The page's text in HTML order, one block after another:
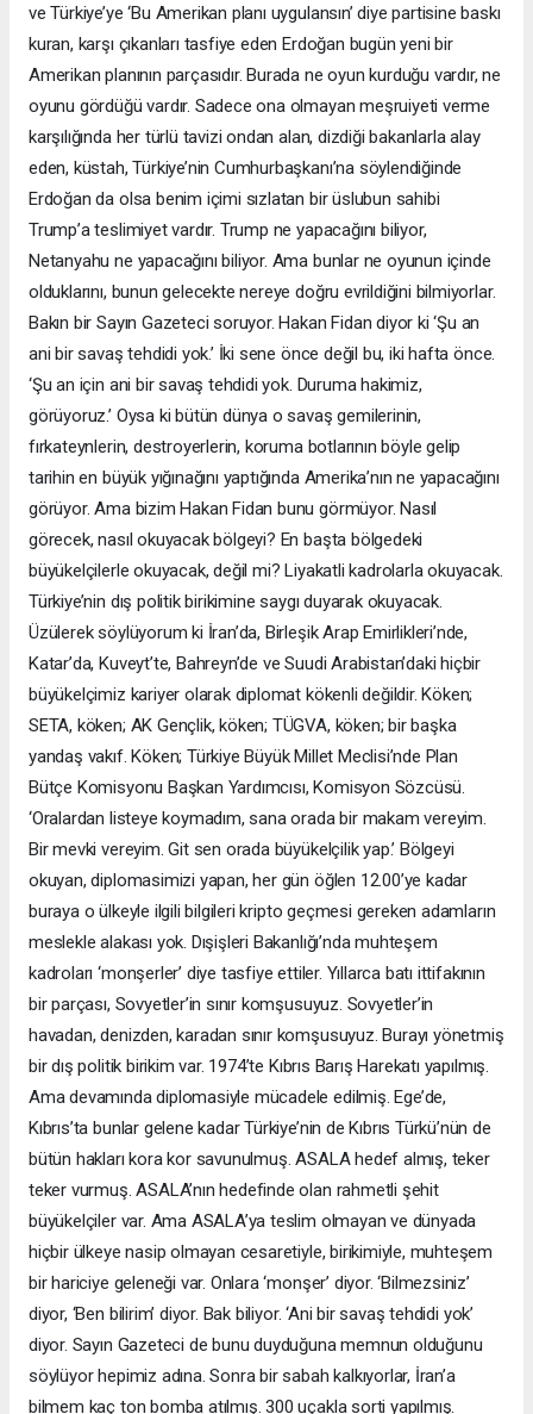
ve Türkiye’ye ‘Bu Amerikan planı uygulansın’ diye partisine baskı
kuran, karşı çıkanları tasfiye eden Erdoğan bugün yeni bir
Amerikan planının parçasıdır. Burada ne oyun kurduğu vardır, ne
oyunu gördüğü vardır. Sadece ona olmayan meşruiyeti verme
karşılığında her türlü tavizi ondan alan, dizdiği bakanlarla alay
eden, küstah, Türkiye’nin Cumhurbaşkanı’na söylendiğinde
Erdoğan da olsa benim içimi sızlatan bir üslubun sahibi
Trump’a teslimiyet vardır. Trump ne yapacağını biliyor,
Netanyahu ne yapacağını biliyor. Ama bunlar ne oyunun içinde
olduklarını, bunun gelecekte nereye doğru evrildiğini bilmiyorlar.
Bakın bir Sayın Gazeteci soruyor. Hakan Fidan diyor ki ‘Şu an
ani bir savaş tehdidi yok.’ İki sene önce değil bu, iki hafta önce.
‘Şu an için ani bir savaş tehdidi yok. Duruma hakimiz,
görüyoruz.’ Oysa ki bütün dünya o savaş gemilerinin,
fırkateynlerin, destroyerlerin, koruma botlarının böyle gelip
tarihin en büyük yığınağını yaptığında Amerika’nın ne yapacağını
görüyor. Ama bizim Hakan Fidan bunu görmüyor. Nasıl
görecek, nasıl okuyacak bölgeyi? En başta bölgedeki
büyükelçilerle okuyacak, değil mi? Liyakatli kadrolarla okuyacak.
Türkiye’nin dış politik birikimine saygı duyarak okuyacak.
Üzülerek söylüyorum ki İran’da, Birleşik Arap Emirlikleri’nde,
Katar’da, Kuveyt’te, Bahreyn’de ve Suudi Arabistan’daki hiçbir
büyükelçimiz kariyer olarak diplomat kökenli değildir. Köken;
SETA, köken; AK Gençlik, köken; TÜGVA, köken; bir başka
yandaş vakıf. Köken; Türkiye Büyük Millet Meclisi’nde Plan
Bütçe Komisyonu Başkan Yardımcısı, Komisyon Sözcüsü.
‘Oralardan listeye koymadım, sana orada bir makam vereyim.
Bir mevki vereyim. Git sen orada büyükelçilik yap.’ Bölgeyi
okuyan, diplomasimizi yapan, her gün öğlen 12.00’ye kadar
buraya o ülkeyle ilgili bilgileri kripto geçmesi gereken adamların
meslekle alakası yok. Dışişleri Bakanlığı’nda muhteşem
kadroları ‘monşerler’ diye tasfiye ettiler. Yıllarca batı ittifakının
bir parçası, Sovyetler’in sınır komşusuyuz. Sovyetler’in
havadan, denizden, karadan sınır komşusuyuz. Burayı yönetmiş
bir dış politik birikim var. 1974’te Kıbrıs Barış Harekatı yapılmış.
Ama devamında diplomasiyle mücadele edilmiş. Ege’de,
Kıbrıs’ta bunlar gelene kadar Türkiye’nin de Kıbrıs Türkü’nün de
bütün hakları kora kor savunulmuş. ASALA hedef almış, teker
teker vurmuş. ASALA’nın hedefinde olan rahmetli şehit
büyükelçiler var. Ama ASALA’ya teslim olmayan ve dünyada
hiçbir ülkeye nasip olmayan cesaretiyle, birikimiyle, muhteşem
bir hariciye geleneği var. Onlara ‘monşer’ diyor. ‘Bilmezsiniz’
diyor, ‘Ben bilirim’ diyor. Bak biliyor. ‘Ani bir savaş tehdidi yok’
diyor. Sayın Gazeteci de bunu duyduğuna memnun olduğunu
söylüyor hepimiz adına. Sonra bir sabah kalkıyorlar, İran’a
bilmem kaç ton bomba atılmış. 300 uçakla sorti yapılmış.